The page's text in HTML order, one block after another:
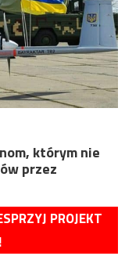
którym nie
przez
PROJEKT